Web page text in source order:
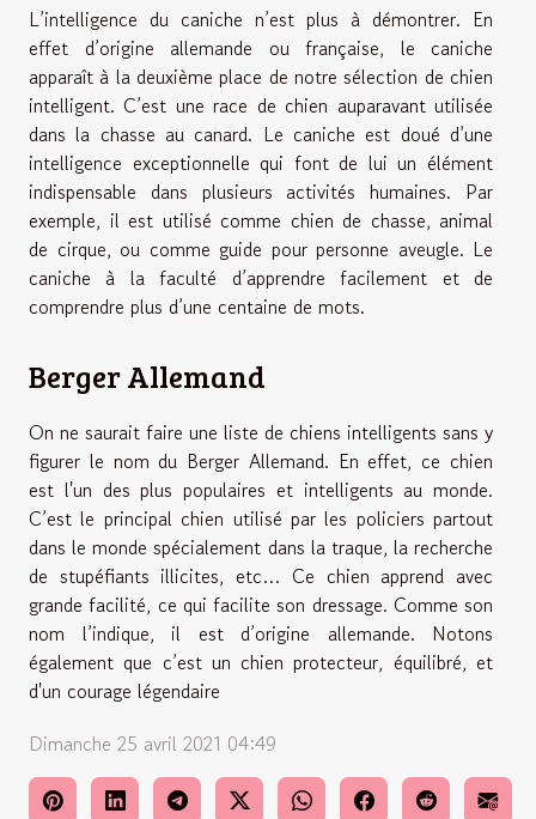
L’intelligence du caniche n’est plus à démontrer. En
effet d’origine allemande ou française, le caniche
apparaît à la deuxième place de notre sélection de chien
intelligent. C’est une race de chien auparavant utilisée
dans la chasse au canard. Le caniche est doué d’une
intelligence exceptionnelle qui font de lui un élément
indispensable dans plusieurs activités humaines. Par
exemple, il est utilisé comme chien de chasse, animal
de cirque, ou comme guide pour personne aveugle. Le
caniche à la faculté d’apprendre facilement et de
comprendre plus d’une centaine de mots.
Berger Allemand
On ne saurait faire une liste de chiens intelligents sans y
figurer le nom du Berger Allemand. En effet, ce chien
est l'un des plus populaires et intelligents au monde.
C’est le principal chien utilisé par les policiers partout
dans le monde spécialement dans la traque, la recherche
de stupéfiants illicites, etc… Ce chien apprend avec
grande facilité, ce qui facilite son dressage. Comme son
nom l’indique, il est d’origine allemande. Notons
également que c’est un chien protecteur, équilibré, et
d'un courage légendaire
Dimanche 25 avril 2021 04:49